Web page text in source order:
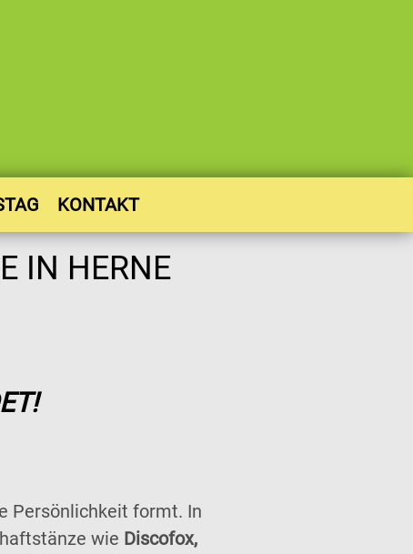
KONTAKT
Persönlichkeit formt. In
wie Discofox,